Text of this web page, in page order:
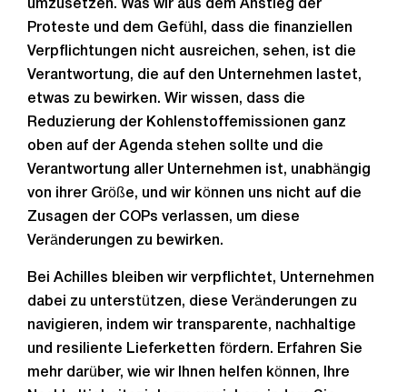
umzusetzen. Was wir aus dem Anstieg der
Proteste und dem Gefühl, dass die finanziellen
Verpflichtungen nicht ausreichen, sehen, ist die
Verantwortung, die auf den Unternehmen lastet,
etwas zu bewirken. Wir wissen, dass die
Reduzierung der Kohlenstoffemissionen ganz
oben auf der Agenda stehen sollte und die
Verantwortung aller Unternehmen ist, unabhängig
von ihrer Größe, und wir können uns nicht auf die
Zusagen der COPs verlassen, um diese
Veränderungen zu bewirken.
Bei Achilles bleiben wir verpflichtet, Unternehmen
dabei zu unterstützen, diese Veränderungen zu
navigieren, indem wir transparente, nachhaltige
und resiliente Lieferketten fördern. Erfahren Sie
mehr darüber, wie wir Ihnen helfen können, Ihre